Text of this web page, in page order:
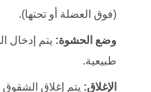
(فوق العضلة أو تحتها).
وضع الحشوة: يتم إدخال
طبيعية.
الإغلاق: يتم إغلاق